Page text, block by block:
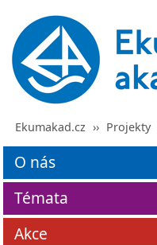
Ekumakad.cz ›› Projekty
O nás
Témata
Akce